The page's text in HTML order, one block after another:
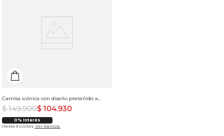
Camisa icónica con diseño preteñido a rayas para mujer
$ 149.900$ 104.930
0% Interés
Hasta 3 cuotas. Ver bancos.